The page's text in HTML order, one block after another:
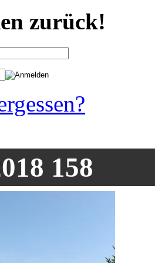
zurück!
158